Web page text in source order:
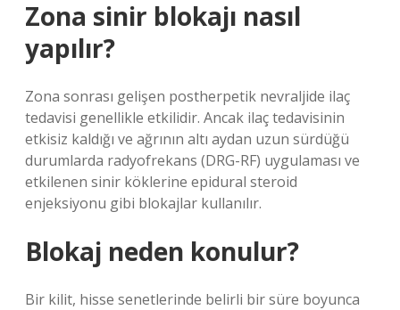
Zona sinir blokajı nasıl
yapılır?
Zona sonrası gelişen postherpetik nevraljide ilaç
tedavisi genellikle etkilidir. Ancak ilaç tedavisinin
etkisiz kaldığı ve ağrının altı aydan uzun sürdüğü
durumlarda radyofrekans (DRG-RF) uygulaması ve
etkilenen sinir köklerine epidural steroid
enjeksiyonu gibi blokajlar kullanılır.
Blokaj neden konulur?
Bir kilit, hisse senetlerinde belirli bir süre boyunca